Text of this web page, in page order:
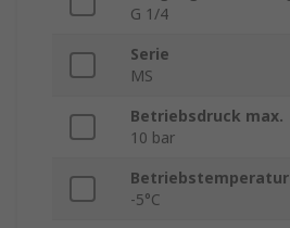
G 1/4
Serie
MS
Betriebsdruck max.
10 bar
-5°C